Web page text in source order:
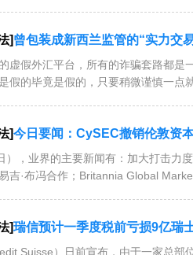
入增长“受到封锁后客户活动
]曾包装成新西兰监管的“实力交
假外汇平台，所有的诈骗套路都是
假的毕竟是假的，只要稍微谨慎一点
]今日要闻：CySEC撤销伦敦资本集团（塞浦路斯）的CIF
），业界的主要新闻有：加大打击力
吉·布冯合作；Britannia Global
]瑞信预计一季度税前亏损9亿瑞
Suisse）日前宣布，由于一家总部